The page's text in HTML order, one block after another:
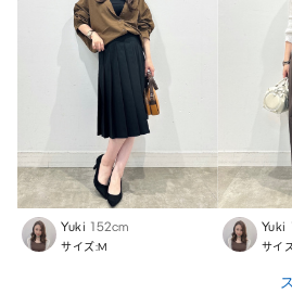
Yuki 152cm
サイズ:M
Yuki
サイ